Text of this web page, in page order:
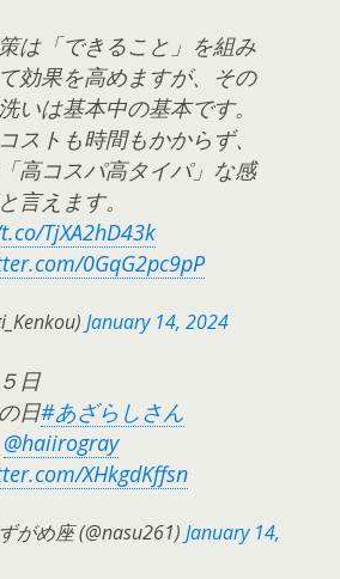
は「できること」を組み
効果を高めますが、その
いは基本中の基本です。
ストも時間もかからず、
高コスパ高タイパ」な感
言えます。
TjXA2hD43k
0GqG2pc9pP
January 14, 2024
日
日#あざらしさん
@haiirogray
XHkgdKffsn
がめ座 (@nasu261) January 14,